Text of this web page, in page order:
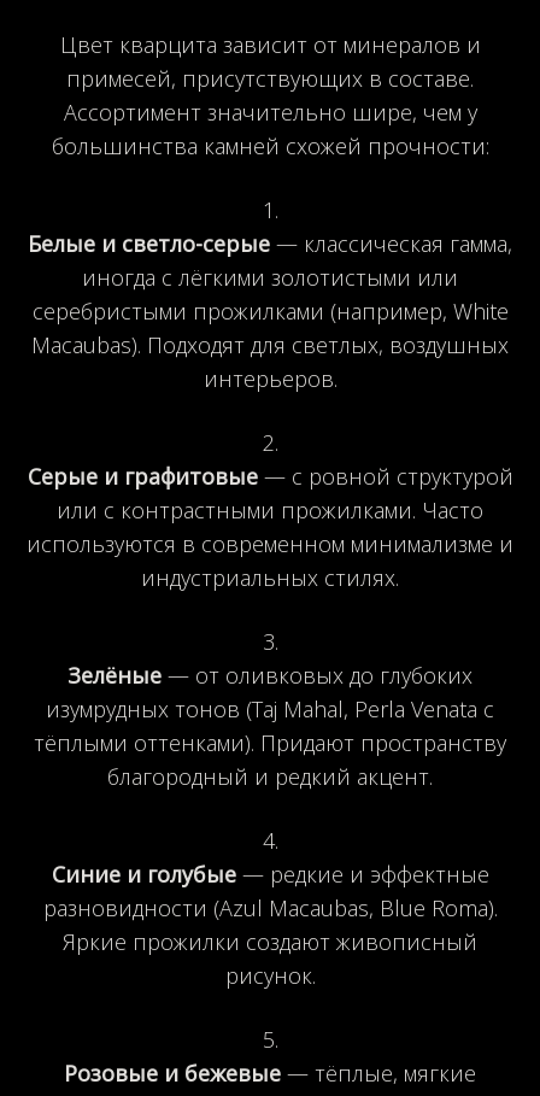
Цвет кварцита зависит от минералов и
примесей, присутствующих в составе.
Ассортимент значительно шире, чем у
большинства камней схожей прочности:
Белые и светло-серые — классическая гамма,
иногда с лёгкими золотистыми или
серебристыми прожилками (например, White
Macaubas). Подходят для светлых, воздушных
интерьеров.
Серые и графитовые— с ровной структурой
или с контрастными прожилками. Часто
используются в современном минимализме и
индустриальных стилях.
Зелёные — от оливковых до глубоких
изумрудных тонов (Taj Mahal, Perla Venata с
тёплыми оттенками). Придают пространству
благородный и редкий акцент.
Синие и голубые— редкие и эффектные
разновидности (Azul Macaubas, Blue Roma).
Яркие прожилки создают живописный
рисунок.
Розовые и бежевые — тёплые, мягкие